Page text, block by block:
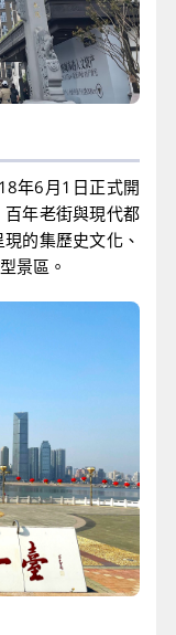
年6月1日正式開
年老街與現代都
的集歷史文化、
景區。